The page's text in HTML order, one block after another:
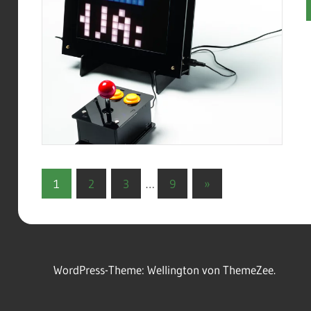
Seitennummerierung
1 2 3 … 9
Nächste
Beiträge
»
WordPress-Theme: Wellington von ThemeZee.